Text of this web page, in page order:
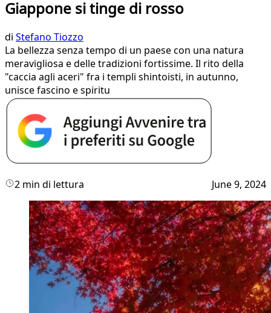
Giappone si tinge di rosso
di Stefano Tiozzo
La bellezza senza tempo di un paese con una natura
meravigliosa e delle tradizioni fortissime. Il rito della
"caccia agli aceri" fra i templi shintoisti, in autunno,
unisce fascino e spiritu
2 min di lettura June 9, 2024